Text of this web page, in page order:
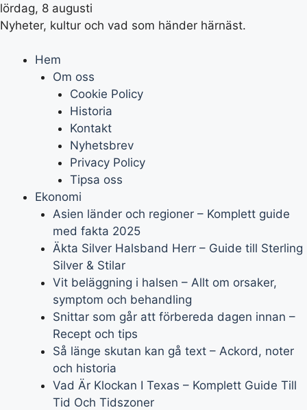
lördag, 8 augusti
Nyheter, kultur och vad som händer härnäst.
Hem
Om oss
Cookie Policy
Historia
Kontakt
Nyhetsbrev
Privacy Policy
Tipsa oss
Ekonomi
Asien länder och regioner – Komplett guide
med fakta 2025
Äkta Silver Halsband Herr – Guide till Sterling
Silver & Stilar
Vit beläggning i halsen – Allt om orsaker,
symptom och behandling
Snittar som går att förbereda dagen innan –
Recept och tips
Så länge skutan kan gå text – Ackord, noter
och historia
Vad Är Klockan I Texas – Komplett Guide Till
Tid Och Tidszoner